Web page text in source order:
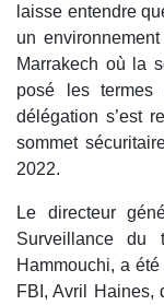
laisse entendre
un
Marrakech où la
posé les
délégation s’est
sommet
2022.
Le directeur
Surveillance du
Hammouchi, a
FBI, Avril Haines,